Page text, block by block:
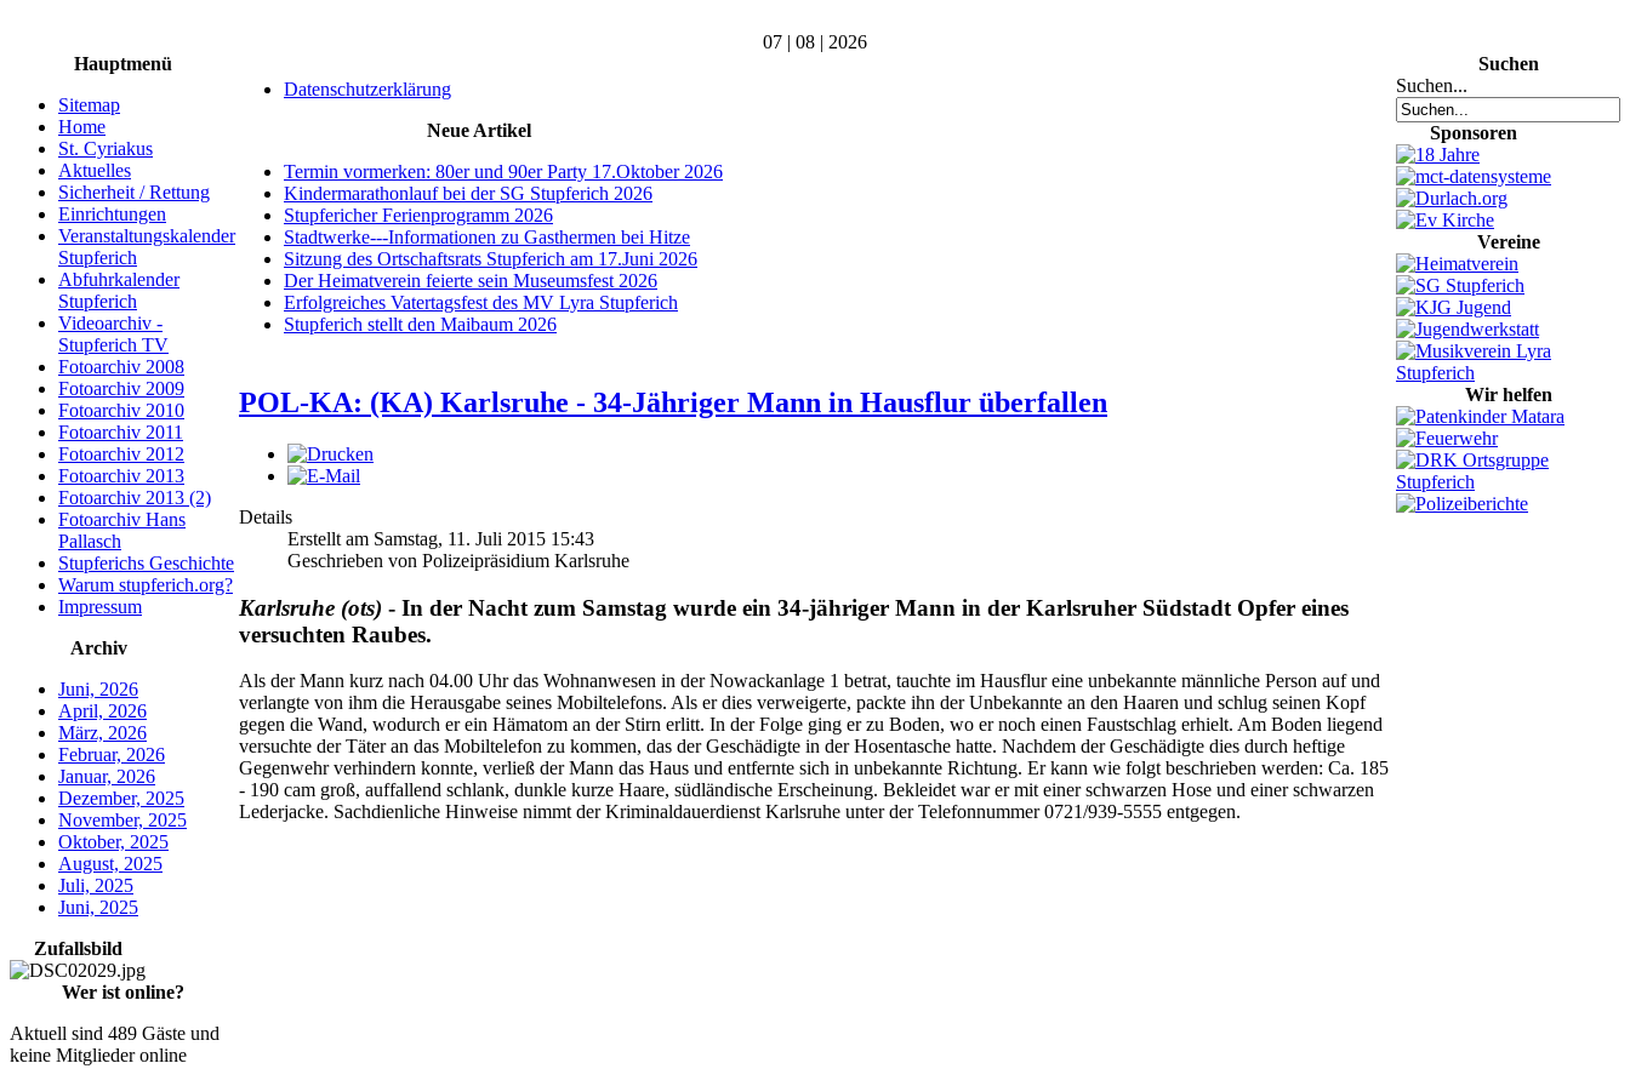
07 | 08 | 2026
Hauptmenü
Sitemap
Home
St. Cyriakus
Aktuelles
Sicherheit / Rettung
Einrichtungen
Veranstaltungskalender
Stupferich
Abfuhrkalender
Stupferich
Videoarchiv -
Stupferich TV
Fotoarchiv 2008
Fotoarchiv 2009
Fotoarchiv 2010
Fotoarchiv 2011
Fotoarchiv 2012
Fotoarchiv 2013
Fotoarchiv 2013 (2)
Fotoarchiv Hans
Pallasch
Stupferichs Geschichte
Warum stupferich.org?
Impressum
Archiv
Juni, 2026
April, 2026
März, 2026
Februar, 2026
Januar, 2026
Dezember, 2025
November, 2025
Oktober, 2025
August, 2025
Juli, 2025
Juni, 2025
Zufallsbild
Wer ist online?
Aktuell sind 489 Gäste und
keine Mitglieder online
Datenschutzerklärung
Neue Artikel
Termin vormerken: 80er und 90er Party 17.Oktober 2026
Kindermarathonlauf bei der SG Stupferich 2026
Stupfericher Ferienprogramm 2026
Stadtwerke---Informationen zu Gasthermen bei Hitze
Sitzung des Ortschaftsrats Stupferich am 17.Juni 2026
Der Heimatverein feierte sein Museumsfest 2026
Erfolgreiches Vatertagsfest des MV Lyra Stupferich
Stupferich stellt den Maibaum 2026
POL-KA: (KA) Karlsruhe - 34-Jähriger Mann in Hausflur überfallen
Details
Erstellt am Samstag, 11. Juli 2015 15:43
Geschrieben von Polizeipräsidium Karlsruhe
Karlsruhe (ots) - In der Nacht zum Samstag wurde ein 34-jähriger Mann in der Karlsruher Südstadt Opfer eines
versuchten Raubes.
Als der Mann kurz nach 04.00 Uhr das Wohnanwesen in der Nowackanlage 1 betrat, tauchte im Hausflur eine unbekannte männliche Person auf und
verlangte von ihm die Herausgabe seines Mobiltelefons. Als er dies verweigerte, packte ihn der Unbekannte an den Haaren und schlug seinen Kopf
gegen die Wand, wodurch er ein Hämatom an der Stirn erlitt. In der Folge ging er zu Boden, wo er noch einen Faustschlag erhielt. Am Boden liegend
versuchte der Täter an das Mobiltelefon zu kommen, das der Geschädigte in der Hosentasche hatte. Nachdem der Geschädigte dies durch heftige
Gegenwehr verhindern konnte, verließ der Mann das Haus und entfernte sich in unbekannte Richtung. Er kann wie folgt beschrieben werden: Ca. 185
- 190 cam groß, auffallend schlank, dunkle kurze Haare, südländische Erscheinung. Bekleidet war er mit einer schwarzen Hose und einer schwarzen
Lederjacke. Sachdienliche Hinweise nimmt der Kriminaldauerdienst Karlsruhe unter der Telefonnummer 0721/939-5555 entgegen.
Suchen
Suchen...
Sponsoren
Vereine
Wir helfen